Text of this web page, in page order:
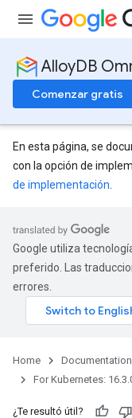
AlloyDB
Comenzar gratis
En esta página, se
con la opción de
de implementación
Google utiliza
preferido. Las
errores.
Home Documentation
For Kubernetes:
¿Te resultó útil?